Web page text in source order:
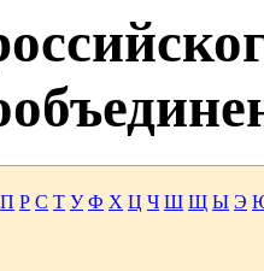
П Р С Т У Ф Х Ц Ч Ш Щ Ы Э